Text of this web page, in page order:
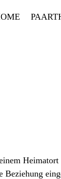
Beziehung